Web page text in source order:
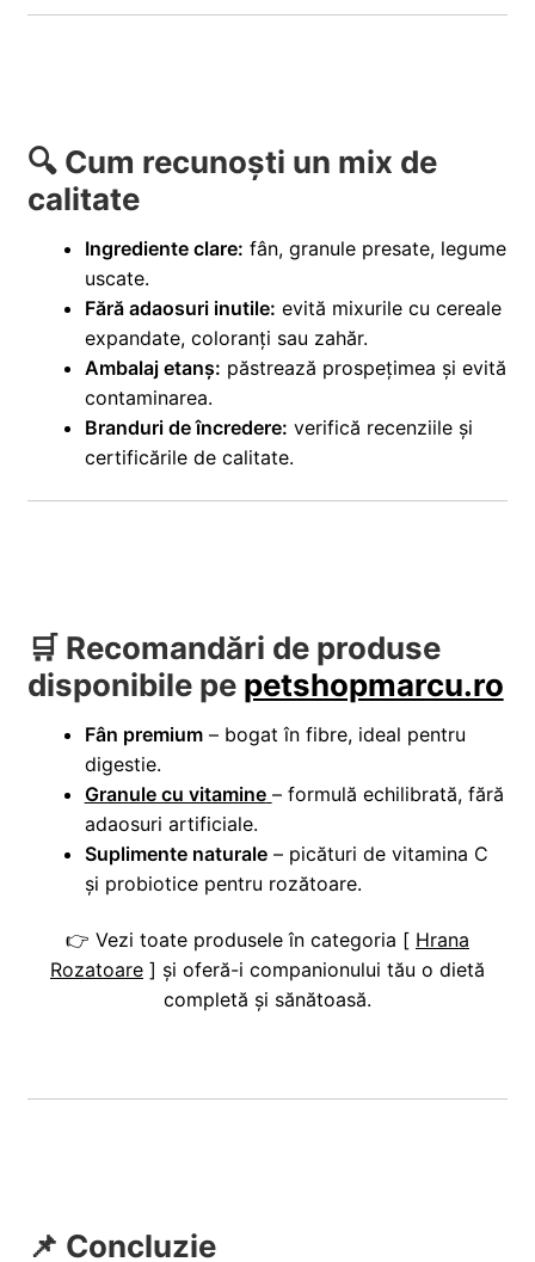
🔍 Cum recunoști un mix de
calitate
Ingrediente clare: fân, granule presate, legume
uscate.
Fără adaosuri inutile: evită mixurile cu cereale
expandate, coloranți sau zahăr.
Ambalaj etanș: păstrează prospețimea și evită
contaminarea.
Branduri de încredere: verifică recenziile și
certificările de calitate.
🛒 Recomandări de produse
disponibile pe petshopmarcu.ro
Fân premium– bogat în fibre, ideal pentru
digestie.
Granule cu vitamine – formulă echilibrată, fără
adaosuri artificiale.
Suplimente naturale– picături de vitamina C
și probiotice pentru rozătoare.
👉 Vezi toate produsele în categoria [ Hrana
Rozatoare ] și oferă-i companionului tău o dietă
completă și sănătoasă.
📌 Concluzie